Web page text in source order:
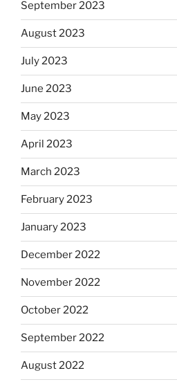
September 2023
August 2023
July 2023
June 2023
May 2023
April 2023
March 2023
February 2023
January 2023
December 2022
November 2022
October 2022
September 2022
August 2022